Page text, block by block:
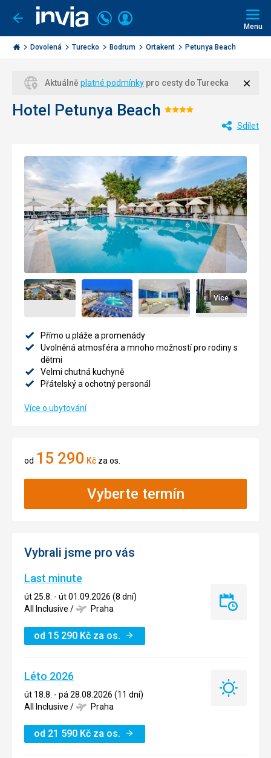
Jít
zpět
Invia.cz
Volejte
226
000
284
Přihlásit
Menu
Dovolená Turecko Bodrum Ortakent Petunya Beach
Aktuálně platné podmínky pro cesty do Turecka
Hotel Petunya Beach Hodnocení:
Sdílet
Více
Přímo u pláže a promenády
Uvolněná atmosféra a mnoho možností pro rodiny s
dětmi
Velmi chutná kuchyně
Přátelský a ochotný personál
Více o ubytování
od 15 290 Kč za os.
Vyberte termín
Vybrali jsme pro vás
Last minute
út 25.8. - út 01.09.2026 (8 dní)
All Inclusive / Praha
od 15 290 Kč za os.
Last
Léto 2026
út 18.8. - pá 28.08.2026 (11 dní)
All Inclusive / Praha
od 21 590 Kč za os.
Léto